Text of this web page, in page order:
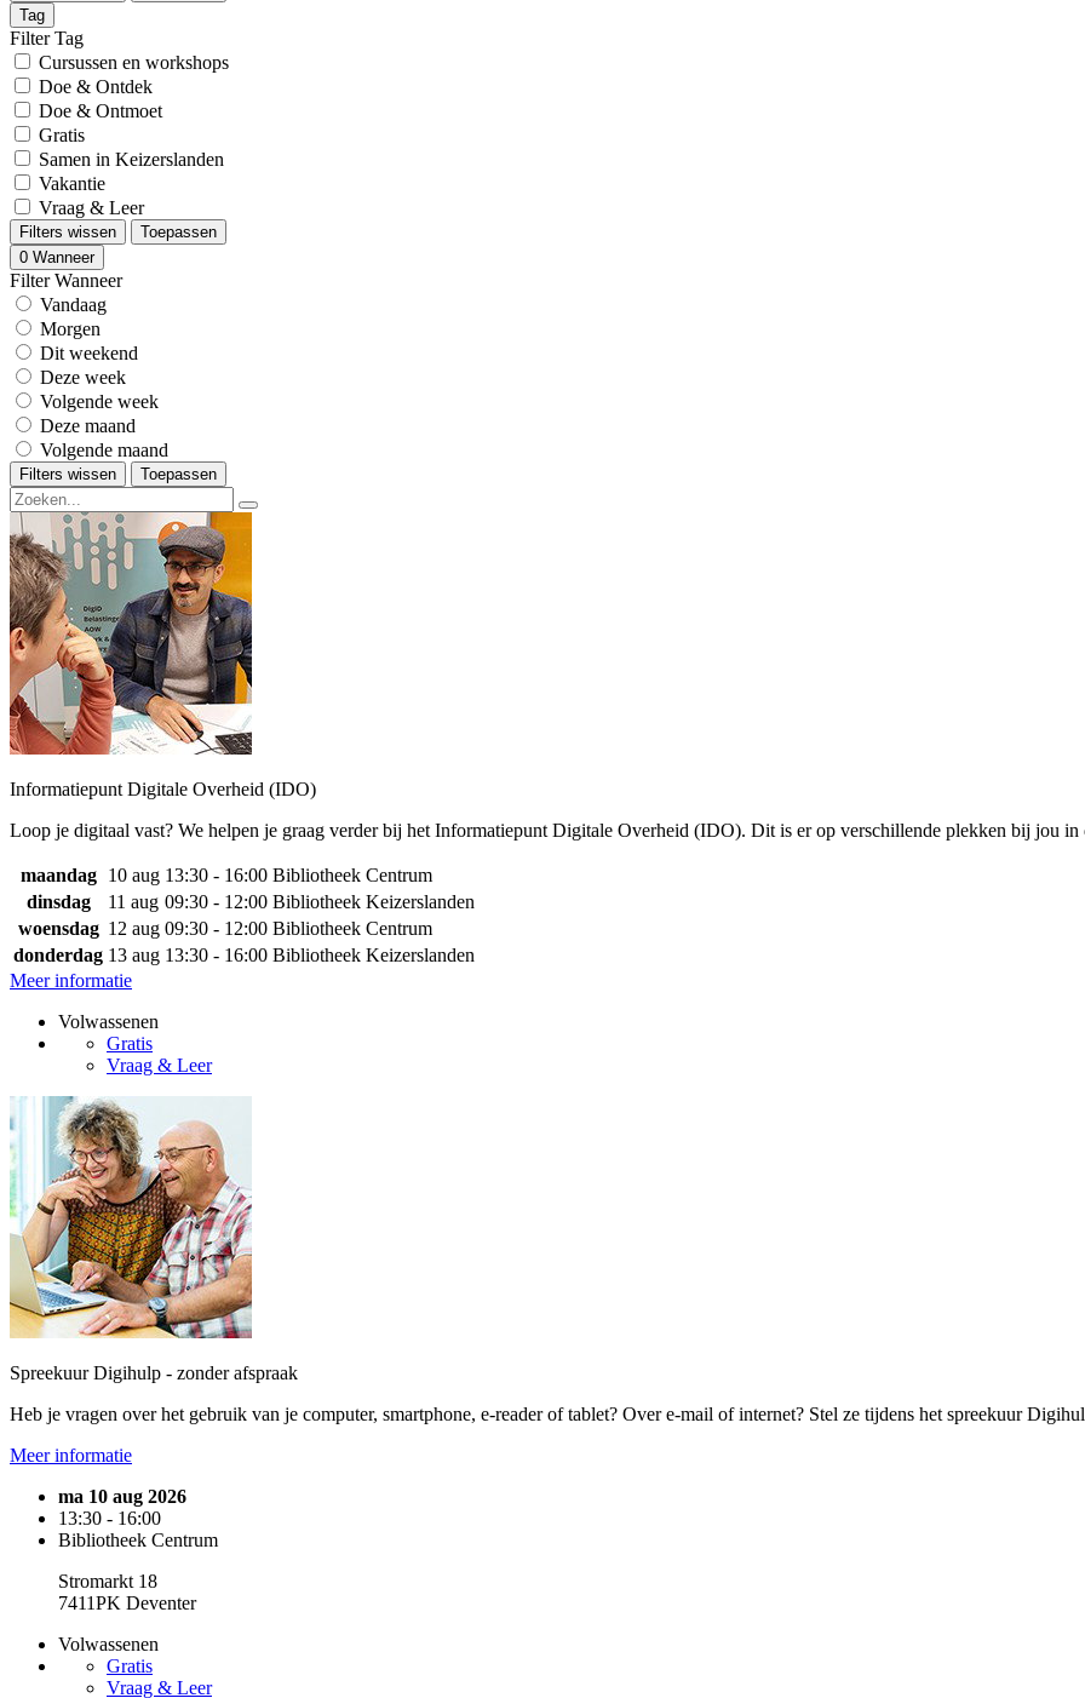
Tag
Filter Tag
Cursussen en workshops
Doe & Ontdek
Doe & Ontmoet
Gratis
Samen in Keizerslanden
Vakantie
Vraag & Leer
Filters wissen
Toepassen
0 Wanneer
Filter Wanneer
Vandaag
Morgen
Dit weekend
Deze week
Volgende week
Deze maand
Volgende maand
Filters wissen Toepassen
Informatiepunt Digitale Overheid (IDO)
Loop je digitaal vast? We helpen je graag verder bij het Informatiepunt Digitale Overheid (IDO). Dit is er op verschillende plekken bij jou in
maandag 10 aug 13:30 - 16:00 Bibliotheek Centrum
dinsdag
11 aug 09:30 - 12:00 Bibliotheek Keizerslanden
woensdag 12 aug 09:30 - 12:00 Bibliotheek Centrum
donderdag 13 aug 13:30 - 16:00 Bibliotheek Keizerslanden
Meer informatie
Volwassenen
Gratis
Vraag & Leer
Spreekuur Digihulp - zonder afspraak
Heb je vragen over het gebruik van je computer, smartphone, e-reader of tablet? Over e-mail of internet? Stel ze tijdens het spreekuur
Meer informatie
ma 10 aug 2026
13:30 - 16:00
Bibliotheek Centrum
Stromarkt 18
7411PK Deventer
Volwassenen
Gratis
Vraag & Leer